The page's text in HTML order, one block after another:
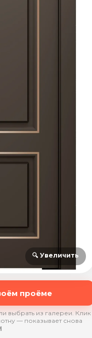
🔍 Увеличить
проёме
выбрать из галереи. Клик
— показывает снова